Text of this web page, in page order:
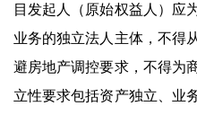
目发起人（原始权益人）应
业务的独立法人主体，不得
避房地产调控要求，不得为
立性要求包括资产独立、业